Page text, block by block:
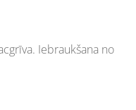
Iebraukšana no